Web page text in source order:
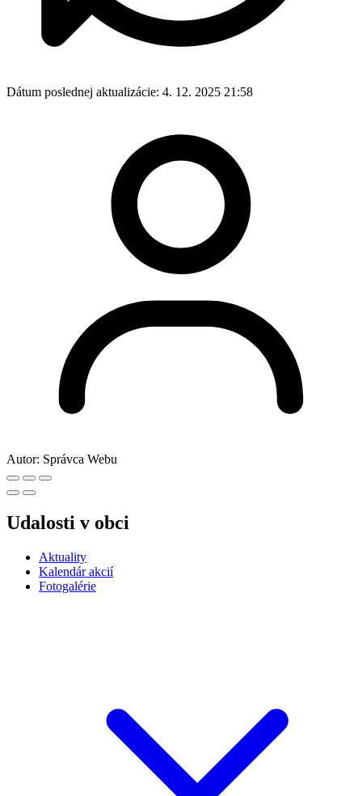
Dátum poslednej aktualizácie: 4. 12. 2025 21:58
Autor: Správca Webu
Udalosti v obci
Aktuality
Kalendár akcií
Fotogalérie